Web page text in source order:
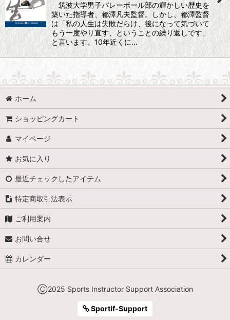
筑波大学男子バレーボール部の輝かしい歴史を
築いた指導者、都澤凡夫監督。しかし、都澤監督
は「私の人生は失敗だらけ、後になって気づいて
もう一度やり直す、ということの繰り返しです」
と言います。10年近くに…
ホーム
ショッピングカート
マイページ
お気に入り
最近チェックしたアイテム
特定商取引法表示
ご利用案内
お問い合せ
カレンダー
Ⓒ2025 Sports Instructor Support Association
Sportif-Support